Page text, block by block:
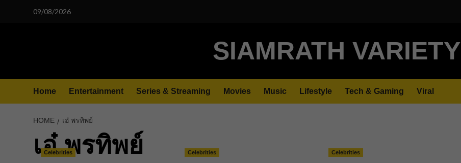
09/08/2026
SIAMRATH VARIETY
Home Entertainment Series & Streaming Movies Music Lifestyle Tech & Gaming Viral
HOME เอ๋ พรทิพย์
เอ๋ พรทิพย์
Celebrities Celebrities Celebrities